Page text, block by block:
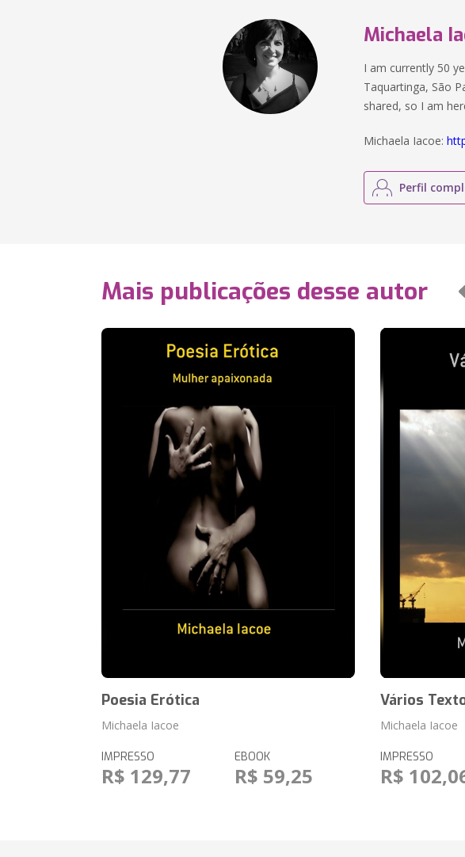
Michaela
I am currently 50
Taquartinga, São
shared, so I am
Michaela Iacoe:
Perfil
Mais publicações desse autor
Poesia Erótica
Michaela Iacoe
IMPRESSO
R$ 129,77
EBOOK
R$ 59,25
Vários
Michaela Iacoe
IMPRESSO
R$